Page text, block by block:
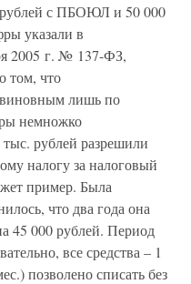
с ПБОЮЛ и 50 000
указали в
2005 г. № 137-ФЗ,
том, что
виновным лишь по
немножко
рублей разрешили
налогу за налоговый
пример. Была
что два года она
45 000 рублей. Период
все средства – 1
позволено списать без